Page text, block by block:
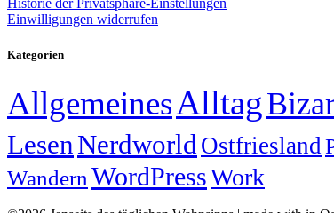
Historie der Privatsphäre-Einstellungen
Einwilligungen widerrufen
Kategorien
AllgemeinesAlltag
Lesen Nerdworld Ostfriesland
Wandern WordPressWork